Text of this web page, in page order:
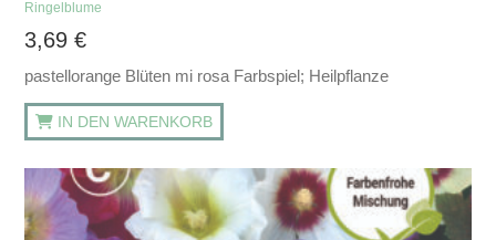
Ringelblume
3,69€
pastellorange Blüten mi rosa Farbspiel; Heilpflanze
IN DEN WARENKORB